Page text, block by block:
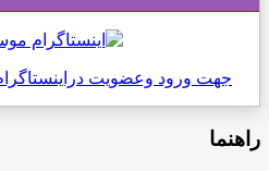
جهت ورود وعضویت
راهنما